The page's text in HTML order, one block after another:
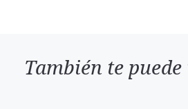
También te